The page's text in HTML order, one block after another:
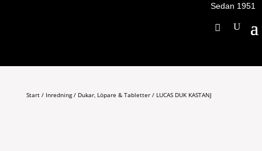
Sedan 1951
Start/ Inredning/ Dukar, Löpare & Tabletter/ LUCAS DUK KASTANJ